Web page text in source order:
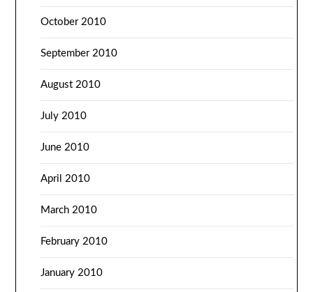
October 2010
September 2010
August 2010
July 2010
June 2010
April 2010
March 2010
February 2010
January 2010